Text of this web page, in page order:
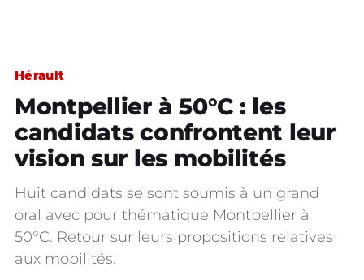
Hérault
Montpellier à 50°C : les
candidats confrontent leur
vision sur les mobilités
Huit candidats se sont soumis à un grand
oral avec pour thématique Montpellier à
50°C. Retour sur leurs propositions relatives
aux mobilités.